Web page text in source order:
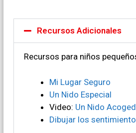
Recursos Adicionales
Recursos para niños
Mi Lugar Seguro
Un Nido Especial
Video: Un Nido
Dibujar los